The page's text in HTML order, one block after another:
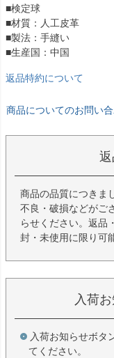
■検定球
■材質：人工皮革
■製法：手縫い
■生産国：中国
返品特約について
商品についてのお問い
商品の品質につきま
不良・破損などがご
らせください。返品
封・未使用に限り可
入荷
入荷お知らせボタ
てください。